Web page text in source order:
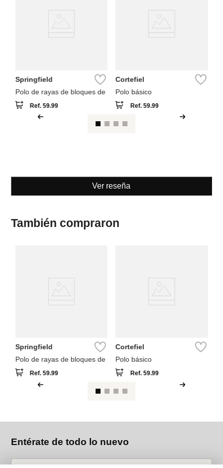
Springfield
Polo de rayas de bloques de
Ref.59.99
Cortefiel
Polo básico
Ref. 59.99
Ver reseña
También compraron
Springfield
Polo de rayas de bloques de
Ref.59.99
Cortefiel
Polo básico
Ref. 59.99
Entérate de todo lo nuevo